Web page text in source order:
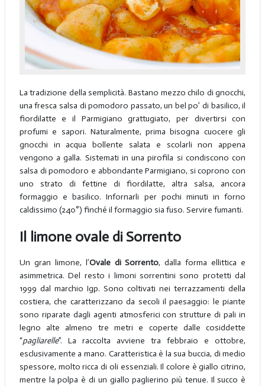
La tradizione della semplicità. Bastano mezzo chilo di gnocchi,
una fresca salsa di pomodoro passato, un bel po’ di basilico, il
fiordilatte e il Parmigiano grattugiato, per divertirsi con
profumi e sapori. Naturalmente, prima bisogna cuocere gli
gnocchi in acqua bollente salata e scolarli non appena
vengono a galla. Sistemati in una pirofila si condiscono con
salsa di pomodoro e abbondante Parmigiano, si coprono con
uno strato di fettine di fiordilatte, altra salsa, ancora
formaggio e basilico. Infornarli per pochi minuti in forno
caldissimo (240°) finché il formaggio sia fuso. Servire fumanti.
Il limone ovale di Sorrento
Un gran limone, l’Ovale di Sorrento, dalla forma ellittica e
asimmetrica. Del resto i limoni sorrentini sono protetti dal
1999 dal marchio Igp. Sono coltivati nei terrazzamenti della
costiera, che caratterizzano da secoli il paesaggio: le piante
sono riparate dagli agenti atmosferici con strutture di pali in
legno alte almeno tre metri e coperte dalle cosiddette
“pagliarelle”. La raccolta avviene tra febbraio e ottobre,
esclusivamente a mano. Caratteristica è la sua buccia, di medio
spessore, molto ricca di oli essenziali. Il colore è giallo citrino,
mentre la polpa è di un giallo paglierino più tenue. Il succo è